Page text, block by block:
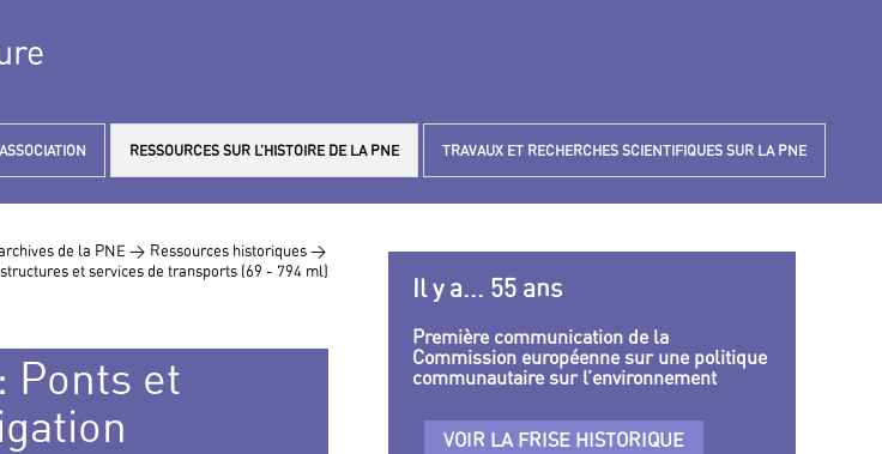
RESSOURCES SUR L’HISTOIRE DE LA PNE TRAVAUX ET RECHERCHES SCIENTIFIQUES SUR LA PNE
de la PNE > Ressources historiques >
et services de transports (69 - 794 ml)
Ponts et
Il y a... 55 ans
Première communication de la
Commission européenne sur une politique
communautaire sur l’environnement
VOIR LA FRISE HISTORIQUE